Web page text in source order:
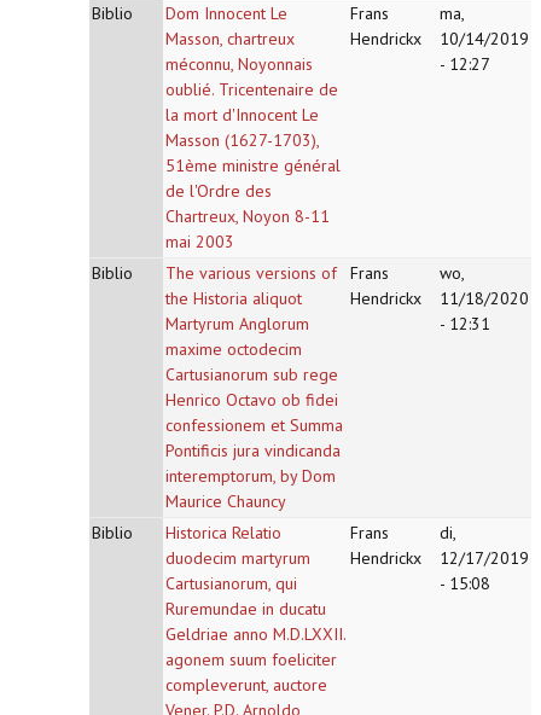
Biblio
Dom Innocent Le
Masson, chartreux
méconnu, Noyonnais
oublié. Tricentenaire de
la mort d'Innocent Le
Masson (1627-1703),
51ème ministre général
de l'Ordre des
Chartreux, Noyon 8-11
mai 2003
Frans
Hendrickx
ma,
10/14/2019
- 12:27
Biblio
The various versions of
the Historia aliquot
Martyrum Anglorum
maxime octodecim
Cartusianorum sub rege
Henrico Octavo ob fidei
confessionem et Summa
Pontificis jura vindicanda
interemptorum, by Dom
Maurice Chauncy
Frans
Hendrickx
wo,
11/18/2020
- 12:31
Biblio
Historica Relatio
duodecim martyrum
Cartusianorum, qui
Ruremundae in ducatu
Geldriae anno M.D.LXXII.
agonem suum foeliciter
compleverunt, auctore
Vener. P.D. Arnoldo
Frans
Hendrickx
di,
12/17/2019
- 15:08